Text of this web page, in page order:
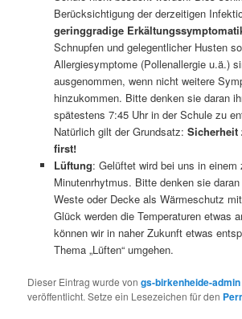
Berücksichtigung der derzeitigen
geringgradige
Schnupfen und gelegentlicher Husten
Allergiesymptome (Pollenallergie u.ä.)
ausgenommen, wenn nicht weitere
hinzukommen. Bitte denken sie daran
spätestens 7:45 Uhr in der Schule zu
Natürlich gilt der Grundsatz: Sicherheit
first!
Lüftung: Gelüftet wird bei uns in einem
Minutenrhytmus. Bitte denken sie
Weste oder Decke als Wärmeschutz
Glück werden die Temperaturen etwas
können wir in naher Zukunft etwas
Thema „Lüften“ umgehen.
Dieser Eintrag wurde vongs-birkenheide-admin
veröffentlicht. Setze ein Lesezeichen für den